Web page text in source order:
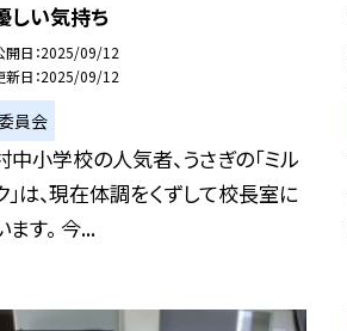
しい気持ち
開日 2025/09/12
新日 2025/09/12
員会
中小学校の人気者、うさぎの「ミル
」は、現在体調をくずして校長室に
ます。 今...